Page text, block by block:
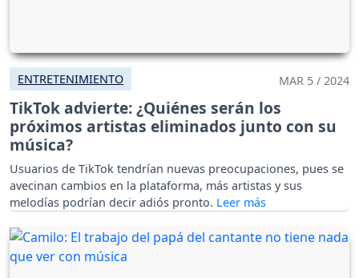
ENTRETENIMIENTO MAR 5 / 2024
TikTok advierte: ¿Quiénes serán los
próximos artistas eliminados junto con su
música?
Usuarios de TikTok tendrían nuevas preocupaciones, pues se
avecinan cambios en la plataforma, más artistas y sus
melodías podrían decir adiós pronto.